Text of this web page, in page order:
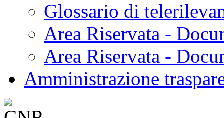
Glossario di
Area Riservata -
Area Riservata -
Amministrazione